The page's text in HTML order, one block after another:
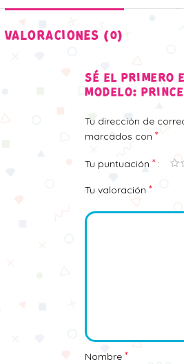
VALORACIONES (0)
SÉ EL PRIMERO
MODELO:
Tu dirección de
marcados con *
Tu puntuación *
Tu valoración *
Nombre *